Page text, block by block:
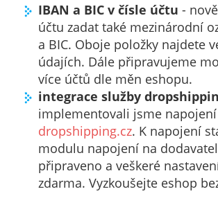
IBAN a BIC v čísle účtu -
účtu zadat také mezinárodní
a BIC. Oboje položky najdete
údajích. Dále připravujeme
více účtů dle měn eshopu.
integrace služby
implementovali jsme
dropshipping.cz. K napojení
modulu napojení na
připraveno a veškeré
zdarma. Vyzkoušejte eshop